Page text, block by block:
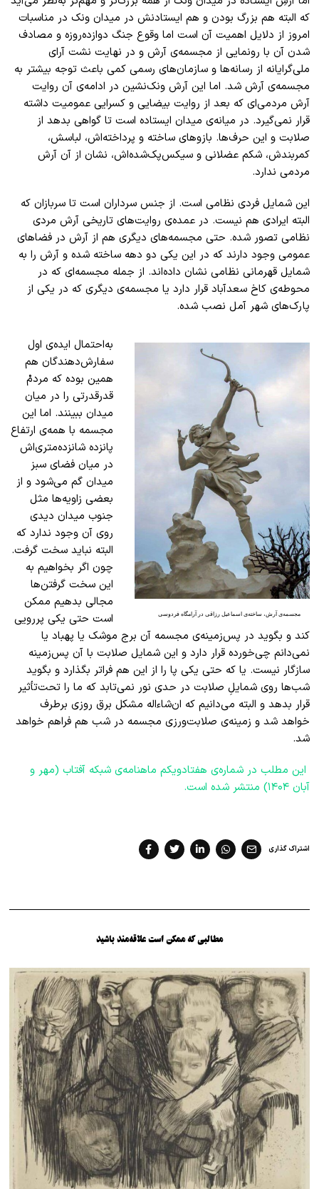
که البته هم بزرگ بودن و هم ایستادنش در میدان ونک در مناسبات
امروز از دلایل اهمیت آن است اما وقوع جنگ دوازده‌روزه و مصادف
شدن آن با رو‌نمایی از مجسمه‌ی آرش و در نهایت نشت آرای
ملی‌‌گرایانه از رسانه‌‌ها و سازمان‌های رسمی کمی باعث توجه بیشتر به
مجسمه‌ی آرش شد. اما این آرش ونک‌نشین در ادامه‌ی آن روایت
آرش مردمی‌ای که بعد از روایت بیضایی و کسرایی عمومیت داشته
قرار نمی‌گیرد. در میانه‌ی میدان ایستاده است تا گواهی بدهد از
صلابت و این حرف‌ها. بازو‌های ساخته و پرداخته‌اش، لباسش،
کمربندش، شکم عضلانی‌ و سیکس‌پک‌شده‌اش، نشان از آن آرش
مردمی ندارد.
این شمایل فردی نظامی است. از جنس سرداران است تا سربازان که
البته ایرادی هم نیست. در عمده‌ی روایت‌های تاریخی آرش مردی
نظامی تصور شده. حتی مجسمه‌های دیگری هم از آرش در فضا‌های
عمومی وجود دارند که در این یکی دو دهه ساخته شده و آرش را به
شمایل قهرمانی نظامی نشان داده‌اند. از جمله مجسمه‌ای که در
محوطه‌ی کاخ سعد‌آباد قرار دارد یا مجسمه‌ی دیگری که در یکی از
پارک‌های شهر آمل نصب شده.
مجسمه‌ی آرش، ساخته‌ی اسماعیل رزاقی در آرامگاه فردوسی
به‌احتمال ایده‌ی اول
سفارش‌دهند‌‌گان هم
همین بوده که مردمْ
قدرقدرتی را در میان
میدان ببینند. اما این
مجسمه با همه‌ی ارتفاع
پانزده شانزده‌متری‌اش
در میان فضای سبز
میدان گم می‌شود و از
بعضی زاویه‌ها مثل
جنوب میدان دیدی
روی آن وجود ندارد که
البته نباید سخت گرفت.
چون اگر بخواهیم به
این سخت ‌گرفتن‌ها
مجالی بدهیم ممکن
است حتی یکی پررویی
کند و بگوید در پس‌زمینه‌ی مجسمه آن برج موشک یا پهباد یا
نمی‌دانم چی‌خورده قرار دارد و این شمایل صلابت با آن پس‌زمینه
سازگار نیست‌. یا که حتی یکی پا را از این هم فراتر بگذارد و بگوید
شب‌ها روی شمایلِ صلابت در حدی نور نمی‌تابد که ما را تحت‌تأثیر
قرار بدهد و البته می‌دانیم که ان‌شاءاله مشکل برق روزی برطرف
خواهد شد و زمینه‌ی صلابت‌ورزی مجسمه در شب هم فراهم خواهد
شد.
این مطلب در شماره‌ی هفتادویکم ماهنامه‌ی شبکه آفتاب (مهر و
آبان ۱۴۰۴) منتشر شده است.
اشتراک گذاری
مطالبی که ممکن است علاقه‌مند باشید